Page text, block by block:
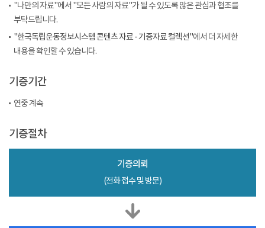
"나만의 자료"에서 "모든 사람의 자료"가 될 수 있도록 많은 관심과 협조를
부탁드립니다.
"한국독립운동정보시스템 콘텐츠 자료 - 기증자료 컬렉션"에서 더 자세한
내용을 확인할 수 있습니다.
기증기간
연중 계속
기증절차
기증의뢰
(전화 접수 및 방문)